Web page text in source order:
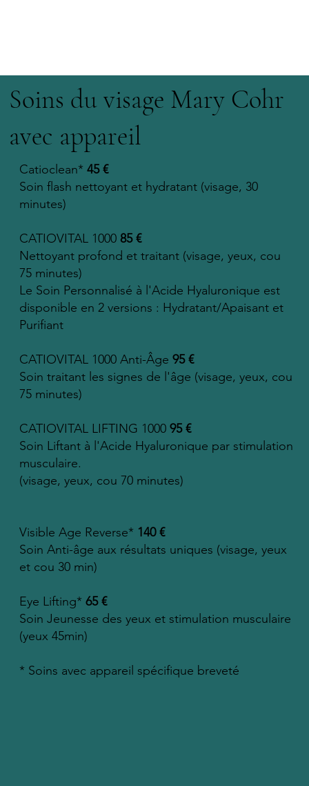
Soins du visage Mary Cohr
avec appareil
Catioclean*45 €
Soin flash nettoyant et hydratant (visage, 30
minutes)
CATIOVITAL 1000 85 €
Nettoyant profond et traitant (visage, yeux, cou
75 minutes)
Le Soin Personnalisé à l'Acide Hyaluronique est
disponible en 2 versions : Hydratant/Apaisant et
Purifiant
CATIOVITAL 1000 Anti-Âge95 €
Soin traitant les signes de l'âge (visage, yeux, cou
75 minutes)
CATIOVITAL LIFTING 100095 €
Soin Liftant à l'Acide Hyaluronique par stimulation
musculaire.
(visage, yeux, cou 70 minutes)
Visible Age Reverse* 140 €
Soin Anti-âge aux résultats uniques (visage, yeux
et cou 30 min)
Eye Lifting*65 €
Soin Jeunesse des yeux et stimulation musculaire
(yeux 45min)
* Soins avec appareil spécifique breveté